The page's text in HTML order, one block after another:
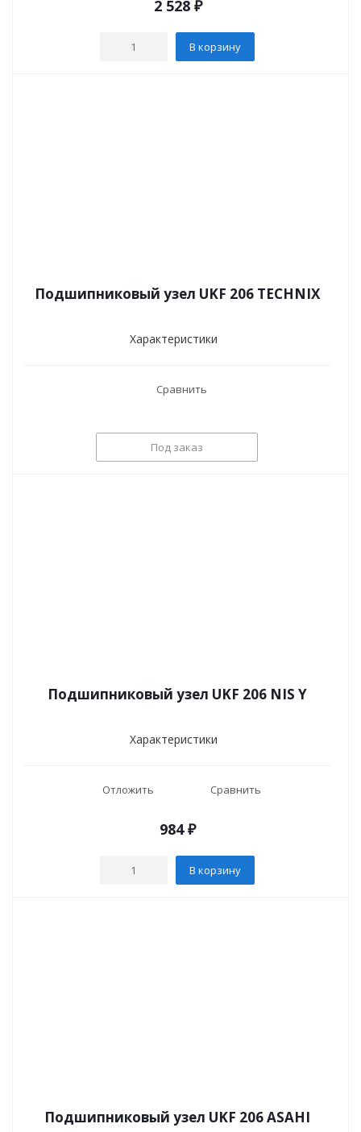
2 528₽
В корзину
Подшипниковый узел UKF 206 TECHNIX
Характеристики
Сравнить
Под заказ
Подшипниковый узел UKF 206 NIS Y
Характеристики
Отложить Сравнить
984₽
В корзину
Подшипниковый узел UKF 206 ASAHI